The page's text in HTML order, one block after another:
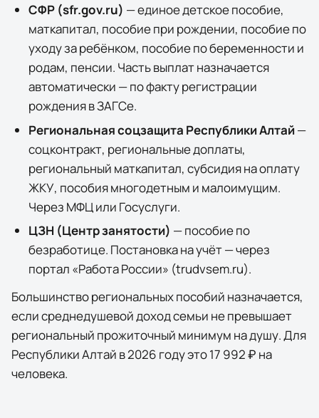
СФР (sfr.gov.ru) — единое детское пособие,
маткапитал, пособие при рождении, пособие по
уходу за ребёнком, пособие по беременности и
родам, пенсии. Часть выплат назначается
автоматически — по факту регистрации
рождения в ЗАГСе.
Региональная соцзащита Республики Алтай—
соцконтракт, региональные доплаты,
региональный маткапитал, субсидия на оплату
ЖКУ, пособия многодетным и малоимущим.
Через МФЦ или Госуслуги.
ЦЗН (Центр занятости) — пособие по
безработице. Постановка на учёт — через
портал «Работа России» (trudvsem.ru).
Большинство региональных пособий назначается,
если среднедушевой доход семьи не превышает
региональный прожиточный минимум на душу. Для
Республики Алтай в 2026 году это17 992 ₽ на
человека.